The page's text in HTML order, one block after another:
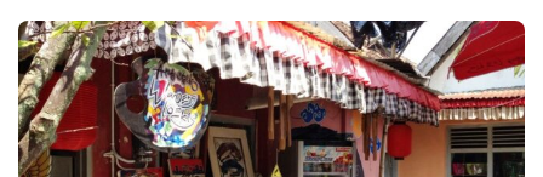
ツール
健康・暮らし